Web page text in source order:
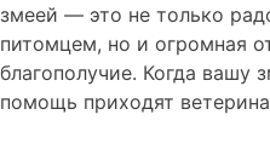
змеей — это не только
питомцем, но и огромная
благополучие. Когда вашу
помощь приходят